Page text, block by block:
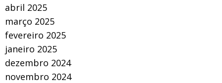
abril 2025
março 2025
fevereiro 2025
janeiro 2025
dezembro 2024
novembro 2024